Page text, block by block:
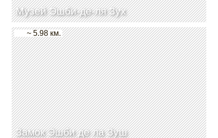
Музей Эшби-де-ля Зух
Замок Эшби де ла Зуш
~ 5.98 км.